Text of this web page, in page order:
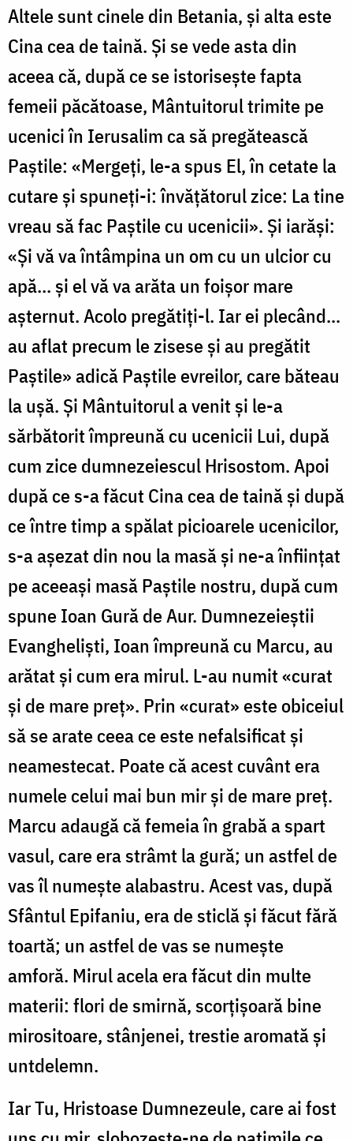
Altele sunt cinele din Betania, și alta este
Cina cea de taină. Și se vede asta din
aceea că, după ce se istorisește fapta
femeii păcătoase, Mântuitorul trimite pe
ucenici în Ierusalim ca să pregătească
Paștile: «Mer­geți, le-a spus El, în cetate la
cutare și spuneți-i: învățătorul zice: La tine
vreau să fac Paștile cu ucenicii». Și iarăși:
«Și vă va întâmpina un om cu un ulcior cu
apă... și el vă va arăta un foișor mare
așternut. Acolo pregătiți-l. Iar ei plecând...
au aflat precum le zisese și au pregătit
Paștile» adică Paștile evreilor, care băteau
la ușă. Și Mântuitorul a venit și le-a
sărbătorit împreună cu ucenicii Lui, după
cum zice dumnezeiescul Hri­sostom. Apoi
după ce s-a făcut Cina cea de taină și după
ce între timp a spălat pi­cioarele ucenicilor,
s-a așezat din nou la masă și ne-a înființat
pe aceeași masă Paștile nostru, după cum
spune Ioan Gură de Aur. Dumnezeieștii
Evangheliști, Ioan împreună cu Marcu, au
arătat și cum era mirul. L-au numit «curat
și de mare preț». Prin «curat» este obiceiul
să se arate ceea ce este nefalsi­ficat și
neamestecat. Poate că acest cuvânt era
numele celui mai bun mir și de mare preț.
Marcu adaugă că femeia în grabă a spart
vasul, care era strâmt la gură; un ast­fel de
vas îl numește alabastru. Acest vas, după
Sfântul Epifaniu, era de sticlă și făcut fără
toartă; un astfel de vas se numește
amforă. Mirul acela era făcut din multe
materii: flori de smirnă, scorțișoară bine
mirositoare, stânjenei, trestie aromată și
untdelemn.
Iar Tu, Hristoase Dumnezeule, care ai fost